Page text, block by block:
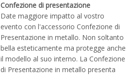
Confezione di presentazione
Date maggiore impatto al vostro
evento con l'accessorio Confezione di
Presentazione in metallo. Non soltanto
bella esteticamente ma protegge anche
il modello al suo interno. La Confezione
di Presentazione in metallo presenta